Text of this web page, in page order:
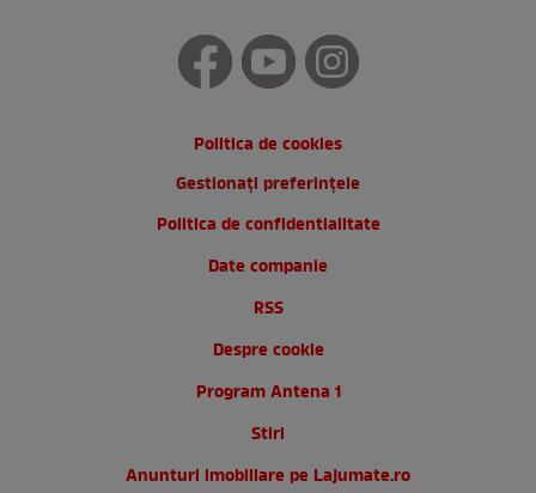
Politica de cookies
Gestionați preferințele
Politica de confidentialitate
Date companie
RSS
Despre cookie
Program Antena 1
Stiri
Anunturi imobiliare pe Lajumate.ro